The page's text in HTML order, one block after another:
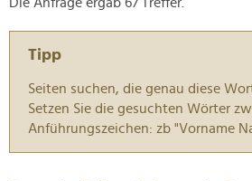
Tipp
Seiten suchen, die genau diese
Setzen Sie die gesuchten Wörter
Anführungszeichen: zb "Vorname